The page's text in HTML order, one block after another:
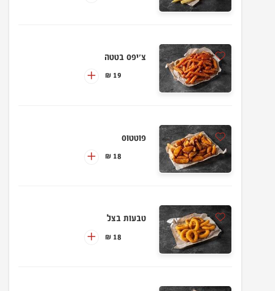
צ'יפס בטטה
19 ₪
פוטטוס
18 ₪
טבעות בצל
18 ₪